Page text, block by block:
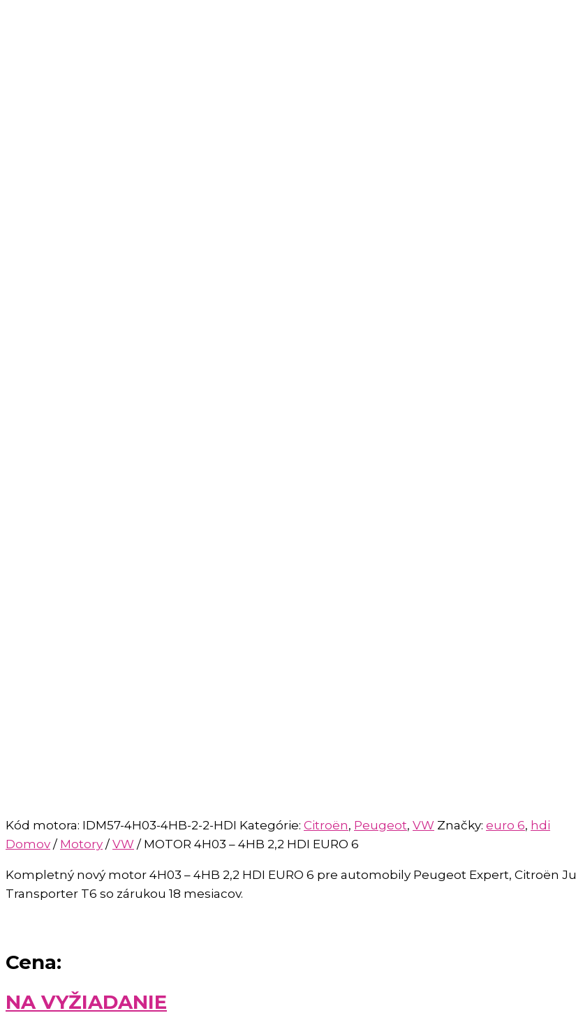
Kód motora: IDM57-4H03-4HB-2-2-HDI Kategórie: Citroën, Peugeot, VW Značky: euro 6, hdi
Domov / Motory /VW / MOTOR 4H03 – 4HB 2,2 HDI EURO 6
Kompletný nový motor 4H03 – 4HB 2,2 HDI EURO 6 pre automobily Peugeot Expert, Citroën
Transporter T6 so zárukou 18 mesiacov.
Cena:
NA VYŽIADANIE